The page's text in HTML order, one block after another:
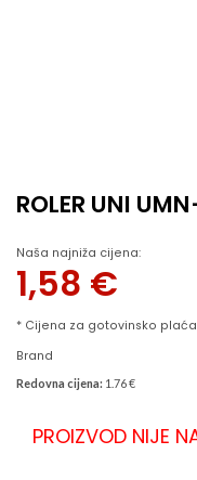
ROLER UNI
Naša najniža cijena:
1,58 €
* Cijena za gotovinsko
Brand
Redovna cijena: 1.76 €
PROIZVOD NIJE